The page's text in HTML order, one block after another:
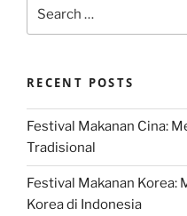
for:
RECENT POSTS
Festival Makanan Cina:
Tradisional
Festival Makanan
Korea di Indonesia